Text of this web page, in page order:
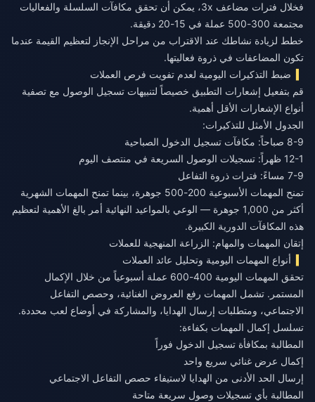
فخلال فترات مضاعف 3x، يمكن أن تحقق مكافآت السلسلة والفعاليات
مجتمعة 300-500 عملة في 15-20 دقيقة.
خطط لزيادة نشاطك عند الاقتراب من مراحل الإنجاز لتعظيم القيمة عندما
تكون المضاعفات في ذروة فعاليتها.
ضبط التذكيرات اليومية لعدم تفويت فرص العملات
قم بتفعيل إشعارات التطبيق خصيصاً لتنبيهات تسجيل الوصول مع تصفية
أنواع الإشعارات الأقل أهمية.
الجدول الأمثل للتذكيرات:
8-9 صباحاً: مكافآت تسجيل الدخول الصباحية
12-1 ظهراً: تسجيلات الوصول السريعة في منتصف اليوم
7-9 مساءً: فترات ذروة التفاعل
تمنح المهمات الأسبوعية 200-500 جوهرة، بينما تمنح المهمات الشهرية
أكثر من 1,000 جوهرة — الوعي بالمواعيد النهائية أمر بالغ الأهمية لتعظيم
هذه المكافآت الدورية الكبيرة.
إتقان المهمات والمهام: الزراعة المنهجية للعملات
أنواع المهمات اليومية وتحليل عائد العملات
تحقق المهمات اليومية 400-600 عملة أسبوعياً من خلال الإكمال
المستمر. تشمل المهمات رفع العروض الغنائية، وحصص التفاعل
الاجتماعي، ومتطلبات إرسال الهدايا، والمشاركة في أوضاع لعب محددة.
تسلسل إكمال المهمات بكفاءة:
المطالبة بمكافأة تسجيل الدخول فوراً
إكمال عرض غنائي سريع واحد
إرسال الحد الأدنى من الهدايا لاستيفاء حصص التفاعل الاجتماعي
المطالبة بأي تسجيلات وصول سريعة متاحة